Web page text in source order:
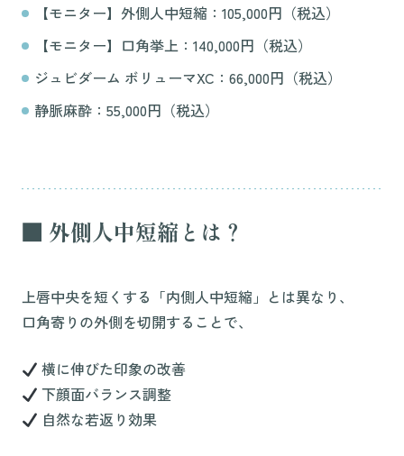
【モニター】外側人中短縮：105,000円（税込）
【モニター】口角挙上：140,000円（税込）
ジュビダーム ボリューマXC：66,000円（税込）
静脈麻酔：55,000円（税込）
■ 外側人中短縮とは？
上唇中央を短くする「内側人中短縮」とは異なり、
口角寄りの外側を切開することで、
横に伸びた印象の改善
下顔面バランス調整
自然な若返り効果